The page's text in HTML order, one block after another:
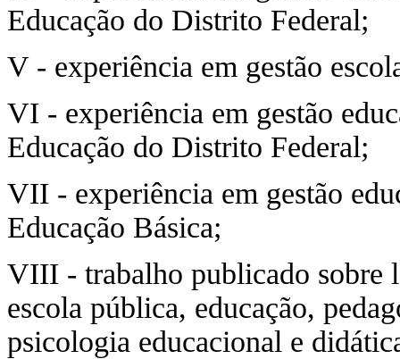
Educação do Distrito Federal;
V - experiência em gestão
VI - experiência em gestão
Educação do Distrito Federal;
VII - experiência em gestão
Educação Básica;
VIII - trabalho publicado sobre
escola pública, educação,
psicologia educacional e